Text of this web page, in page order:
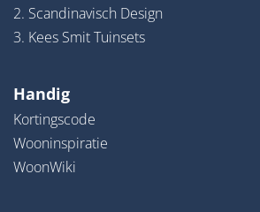
2. Scandinavisch Design
3. Kees Smit Tuinsets
Handig
Kortingscode
Wooninspiratie
WoonWiki